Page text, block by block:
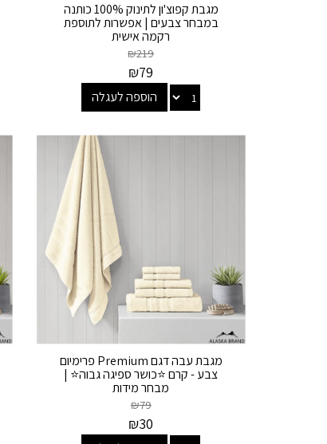
מגבת קפוצ'ון לתינוק 100% כותנה
במבחר צבעים | אפשרות לתוספת
רקמה אישית
₪219
₪79
הוספה לעגלה
מגבת עבה דגם Premium פרימיום
צבע - קרם ⭐כושר ספיגה גבוה⭐ |
מבחר מידות
₪79
₪30